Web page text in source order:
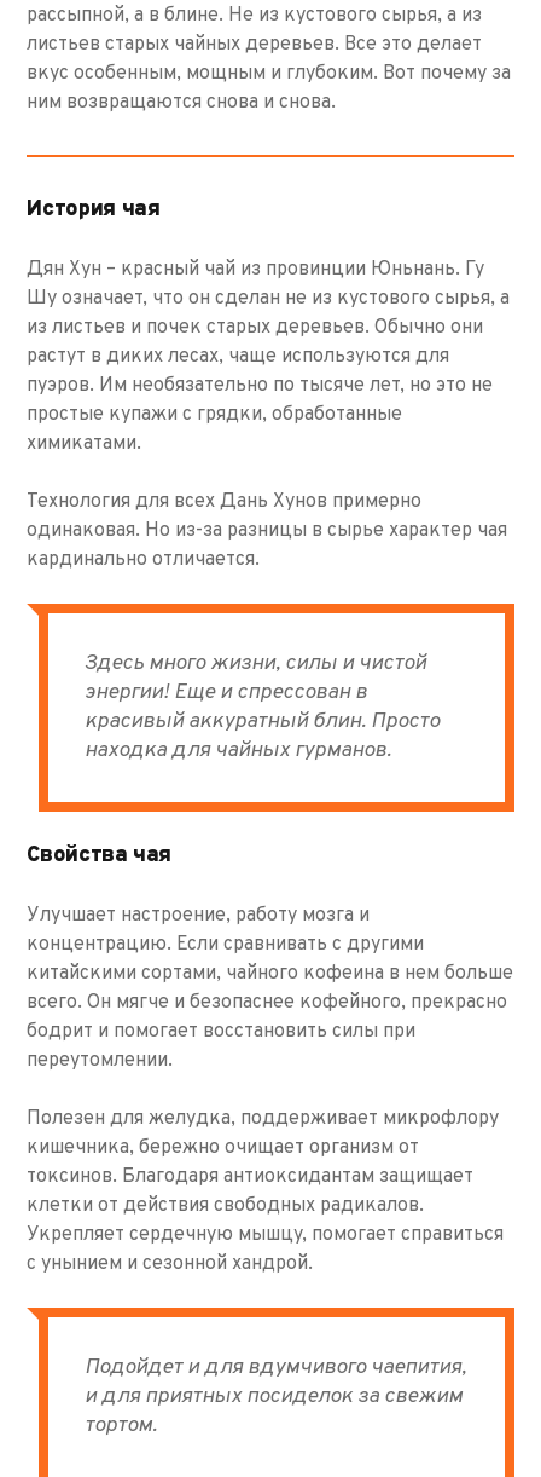
рассыпной, а в блине. Не из кустового сырья, а из
листьев старых чайных деревьев. Все это делает
вкус особенным, мощным и глубоким. Вот почему за
ним возвращаются снова и снова.
История чая
Дян Хун – красный чай из провинции Юньнань. Гу
Шу означает, что он сделан не из кустового сырья, а
из листьев и почек старых деревьев. Обычно они
растут в диких лесах, чаще используются для
пуэров. Им необязательно по тысяче лет, но это не
простые купажи с грядки, обработанные
химикатами.
Технология для всех Дань Хунов примерно
одинаковая. Но из-за разницы в сырье характер чая
кардинально отличается.
Здесь много жизни, силы и чистой
энергии! Еще и спрессован в
красивый аккуратный блин. Просто
находка для чайных гурманов.
Свойства чая
Улучшает настроение, работу мозга и
концентрацию. Если сравнивать с другими
китайскими сортами, чайного кофеина в нем больше
всего. Он мягче и безопаснее кофейного, прекрасно
бодрит и помогает восстановить силы при
переутомлении.
Полезен для желудка, поддерживает микрофлору
кишечника, бережно очищает организм от
токсинов. Благодаря антиоксидантам защищает
клетки от действия свободных радикалов.
Укрепляет сердечную мышцу, помогает справиться
с унынием и сезонной хандрой.
Подойдет и для вдумчивого чаепития,
и для приятных посиделок за свежим
тортом.